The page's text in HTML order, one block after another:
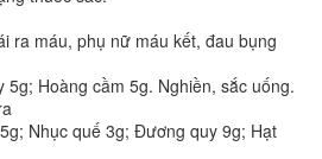
ra máu, phụ nữ máu kết, đau bụng
Hoàng cầm 5g. Nghiền, sắc uống.
Nhục quế 3g; Đương quy 9g; Hạt